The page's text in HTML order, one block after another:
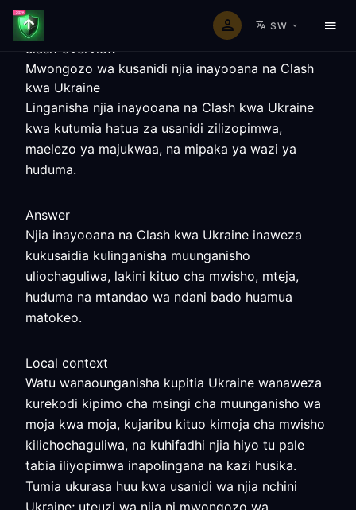
SW
clash-overview
Mwongozo wa kusanidi njia inayooana na Clash
kwa Ukraine
Linganisha njia inayooana na Clash kwa Ukraine
kwa kutumia hatua za usanidi zilizopimwa,
maelezo ya majukwaa, na mipaka ya wazi ya
huduma.
Answer
Njia inayooana na Clash kwa Ukraine inaweza
kukusaidia kulinganisha muunganisho
uliochaguliwa, lakini kituo cha mwisho, mteja,
huduma na mtandao wa ndani bado huamua
matokeo.
Local context
Watu wanaounganisha kupitia Ukraine wanaweza
kurekodi kipimo cha msingi cha muunganisho wa
moja kwa moja, kujaribu kituo kimoja cha mwisho
kilichochaguliwa, na kuhifadhi njia hiyo tu pale
tabia iliyopimwa inapolingana na kazi husika.
Tumia ukurasa huu kwa usanidi wa njia nchini
Ukraine; uteuzi wa njia ni mwongozo wa